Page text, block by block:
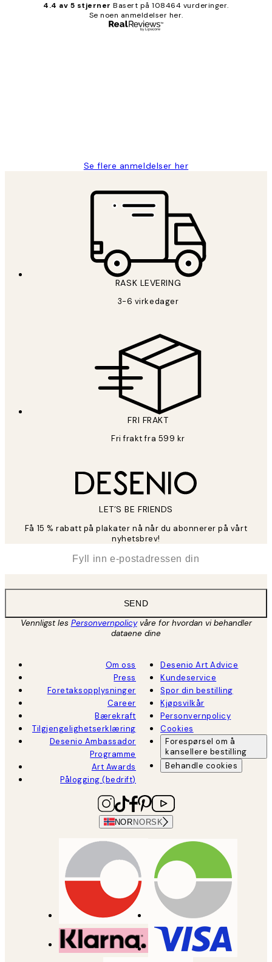
4.4 av 5 stjerner Basert på 108464 vurderinger.
Se noen anmeldelser her.
Se flere anmeldelser her
RASK LEVERING
3-6 virkedager
FRI FRAKT
Fri frakt fra 599 kr
LET’S BE FRIENDS
Få 15 % rabatt på plakater nå når du abonnerer på vårt
nyhetsbrev!
SEND
Vennligst les Personvernpolicyvåre for hvordan vi behandler
dataene dine
Om oss
Press
Foretaksopplysninger
Career
Bærekraft
Tilgjengelighetserklæring
Desenio Ambassador
Programme
Art Awards
Pålogging (bedrift)
Desenio Art Advice
Kundeservice
Spor din bestilling
Kjøpsvilkår
Personvernpolicy
Cookies
Forespørsel om å
kansellere bestilling
Behandle cookies
NORNORSK